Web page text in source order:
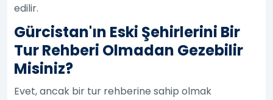
edilir.
Gürcistan'ın Eski Şehirlerini Bir
Tur Rehberi Olmadan Gezebilir
Misiniz?
Evet, ancak bir tur rehberine sahip olmak